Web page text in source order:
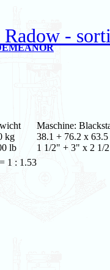
-
kg
lb
Maschine:
38.1 + 76.2 x 63.5
1 1/2" + 3" x 2 1/
1 : 1.53